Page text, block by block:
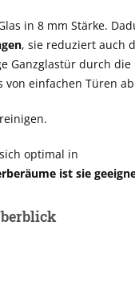
in 8 mm Stärke.
, sie reduziert auch
Ganzglastür durch die
von einfachen Türen
optimal in
ist sie